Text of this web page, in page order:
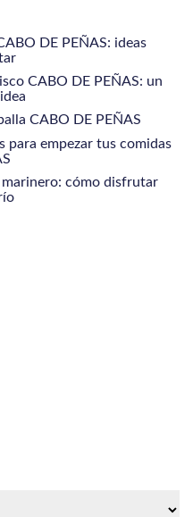
DE PEÑAS: ideas
CABO DE PEÑAS: un
CABO DE PEÑAS
para empezar tus comidas
cómo disfrutar